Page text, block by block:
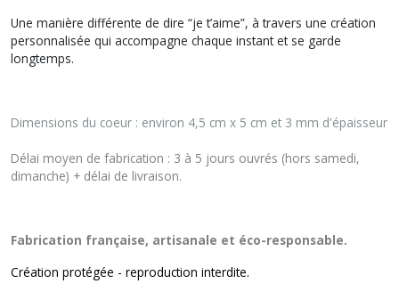
Une manière différente de dire “je t’aime”, à travers une création
personnalisée qui accompagne chaque instant et se garde
longtemps.
Dimensions du coeur : environ 4,5 cm x 5 cm et 3 mm d'épaisseur
Délai moyen de fabrication : 3 à 5 jours ouvrés (hors samedi,
dimanche) + délai de livraison.
Fabrication française, artisanale et éco-responsable.
Création protégée - reproduction interdite.